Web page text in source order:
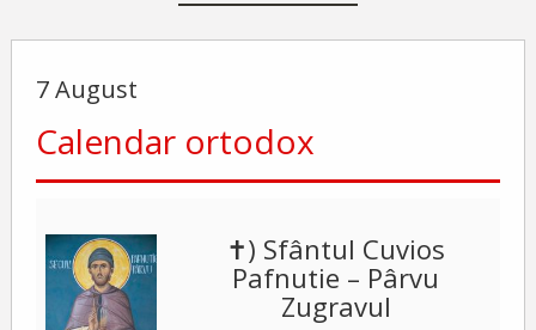
7 August
Calendar ortodox
✝) Sfântul Cuvios
Pafnutie – Pârvu
Zugravul